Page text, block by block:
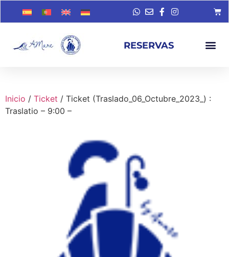
RESERVAS
Inicio / Ticket / Ticket (Traslado_06_Octubre_2023_) :
Traslatio – 9:00 –